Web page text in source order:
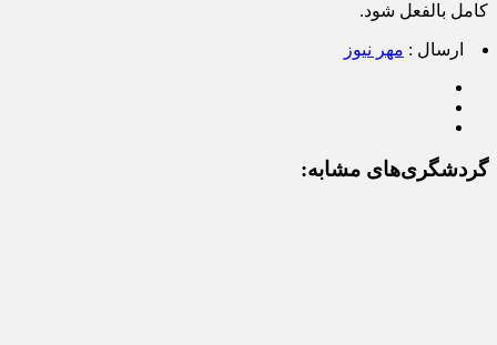
کامل بالفعل شود.
ارسال : مهر نیوز
گردشگری‌های مشابه: